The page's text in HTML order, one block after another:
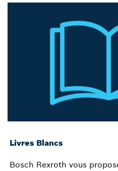
Livres Blancs
Bosch Rexroth vous